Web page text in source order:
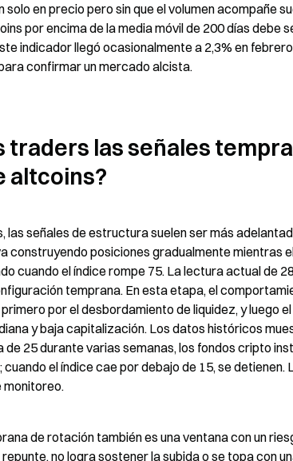
solo en precio pero sin que el volumen acompañe
por encima de la media móvil de 200 días debe
indicador llegó ocasionalmente a 2,3% en
confirmar un mercado alcista.
traders las señales
altcoins?
las señales de estructura suelen ser más
construyendo posiciones gradualmente mientras
cuando el índice rompe 75. La lectura actual de
temprana. En esta etapa, el
por el desbordamiento de liquidez, y luego
y baja capitalización. Los datos históricos
25 durante varias semanas, los fondos cripto
el índice cae por debajo de 15, se detienen.
monitoreo.
de rotación también es una ventana con un
no logra sostener la subida o se topa con